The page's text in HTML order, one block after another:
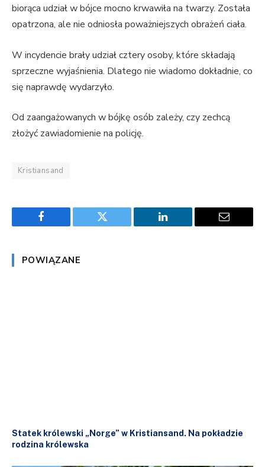
biorąca udział w bójce mocno krwawiła na twarzy. Została
opatrzona, ale nie odniosła poważniejszych obrażeń ciała.
W incydencie brały udział cztery osoby, które składają
sprzeczne wyjaśnienia. Dlatego nie wiadomo dokładnie, co
się naprawdę wydarzyło.
Od zaangażowanych w bójkę osób zależy, czy zechcą
złożyć zawiadomienie na policję.
Kristiansand
Facebook Twitter LinkedIn Email
POWIĄZANE
Statek królewski „Norge” w Kristiansand. Na pokładzie
rodzina królewska